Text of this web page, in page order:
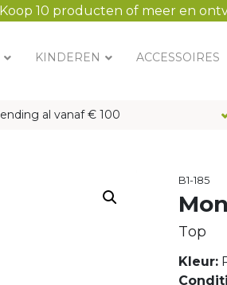
Koop 10 producten of meer en
KINDEREN ACCESSOIRES
al vanaf € 100
B1-185
Top
Kleur: